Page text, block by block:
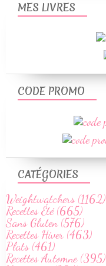
CATÉGORIES
Weightwatchers (1162)
Recettes Été (665)
Sans Gluten (576)
Recettes Hiver (463)
Plats (461)
Recettes Automne (395)
MES LIVRES
CODE PROMO